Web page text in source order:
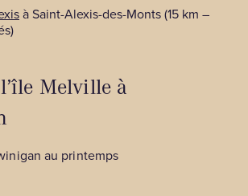
à Saint-Alexis-des-Monts (15 km –
Melville à